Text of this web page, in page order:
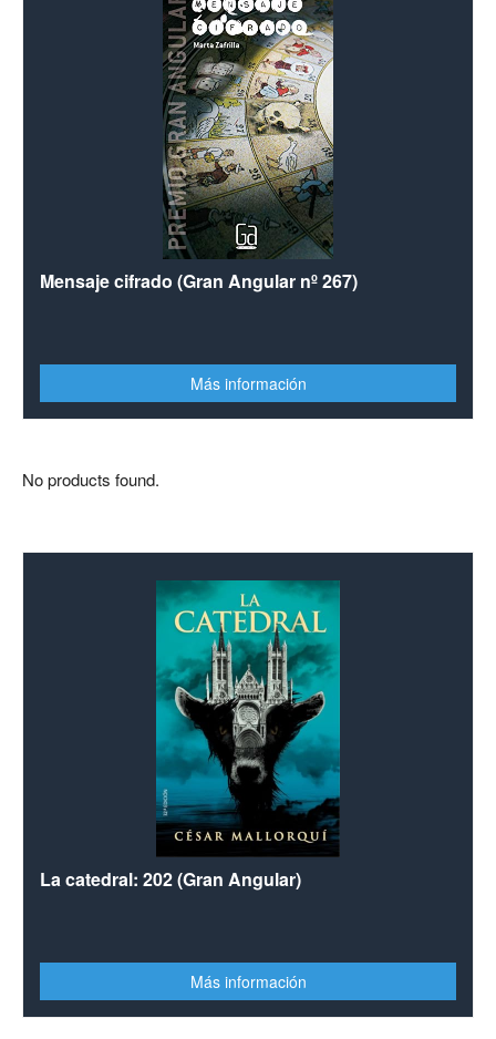
Mensaje cifrado (Gran Angular nº 267)
Más información
No products found.
La catedral: 202 (Gran Angular)
Más información